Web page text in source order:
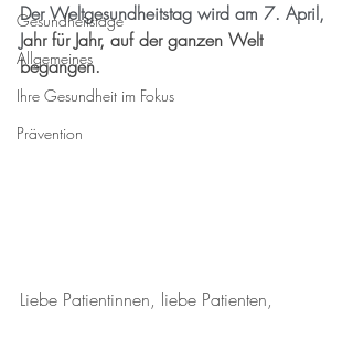
Gesundheitstage
Allgemeines
Ihre Gesundheit im Fokus
Prävention
Der Weltgesundheitstag wird am 7. April,
Jahr für Jahr, auf der ganzen Welt
begangen.
Liebe Patientinnen, liebe Patienten,